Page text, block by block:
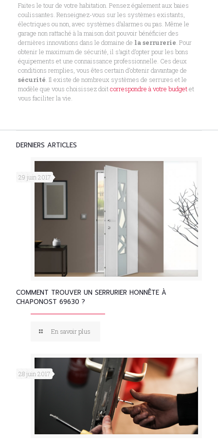
Faites le tour de votre habitation. Pensez également aux baies
coulissantes. Renseignez-vous sur les systèmes existants,
électriques ou non, avec systèmes d’alarmes ou pas. Même le
garage non rattaché à la maison doit pouvoir bénéficier des
dernières innovations dans le domaine de la serrurerie . Pour
obtenir le maximum de sécurité, il s’agit d’opter pour les bons
équipements et une connaissance professionnelle. Ces deux
conditions remplies, vous êtes certain d’obtenir davantage de
sécurité . Il existe de nombreux systèmes de serrures et le
modèle que vous choisissez doitcorrespondre à votre budgetet
vous faciliter la vie.
DERNIERS ARTICLES
29 juin 2017
COMMENT TROUVER UN SERRURIER HONNÊTE À
CHAPONOST 69630 ?
En savoir plus
28 juin 2017